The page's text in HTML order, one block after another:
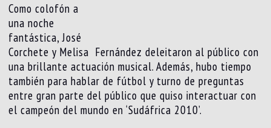
Como colofón a
una noche
fantástica, José
Corchete y Melisa Fernández deleitaron al público con
una brillante actuación musical. Además, hubo tiempo
también para hablar de fútbol y turno de preguntas
entre gran parte del público que quiso interactuar con
el campeón del mundo en ‘Sudáfrica 2010’.